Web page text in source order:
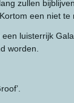
zullen
een niet te
luisterrijk
worden.